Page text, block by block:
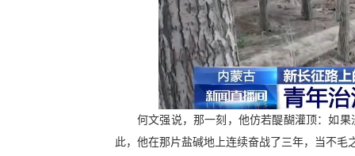
何文强说，那一刻，他仿若醍醐灌顶：如
此，他在那片盐碱地上连续奋战了三年，当不